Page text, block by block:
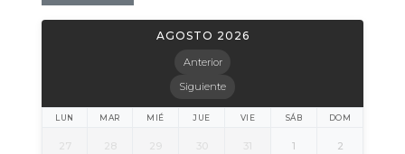
Anterior
AGOSTO 2026
Siguiente
LUN MAR MIÉ JUE VIE SÁB DOM
27 28 29 30 31 1 2